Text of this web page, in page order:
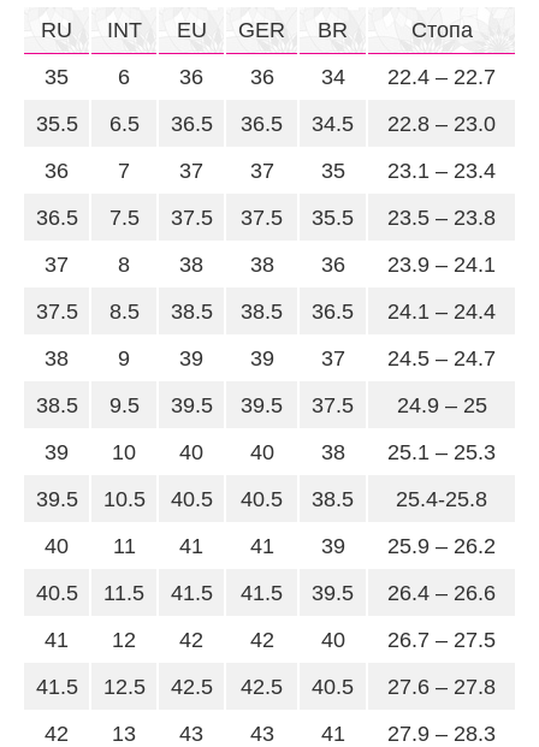
RU INT EU GER BR
Стопа
35
6 36 36 34
22.4 – 22.7
35.5
6.5 36.5 36.5 34.5
22.8 – 23.0
36
7 37 37 35
23.1 – 23.4
36.5
7.5 37.5 37.5 35.5
23.5 – 23.8
37
8 38 38 36
23.9 – 24.1
37.5
8.5 38.5 38.5 36.5
24.1 – 24.4
38
9 39 39 37
24.5 – 24.7
38.5
9.5 39.5 39.5 37.5
24.9 – 25
39
10 40 40 38
25.1 – 25.3
39.5
10.5 40.5 40.5 38.5
25.4-25.8
40
11 41 41 39
25.9 – 26.2
40.5
11.5 41.5 41.5 39.5
26.4 – 26.6
41
12 42 42 40
26.7 – 27.5
41.5
12.5 42.5 42.5 40.5
27.6 – 27.8
42
13 43 43 41
27.9 – 28.3